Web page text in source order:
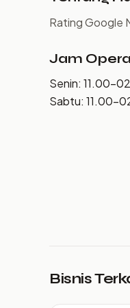
Rating Google
Jam
Senin:
Sabtu:
Bisnis